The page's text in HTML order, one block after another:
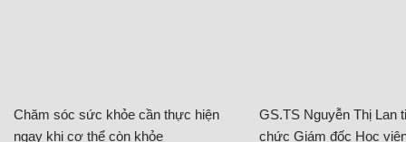
Chăm sóc sức khỏe cần thực hiện
ngay khi cơ thể còn khỏe
GS.TS Nguyễn Thị Lan
chức Giám đốc Học